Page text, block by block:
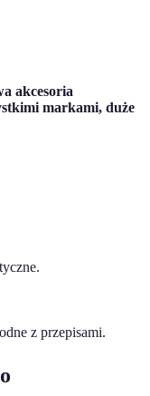
akcesoria
markami, duże
z przepisami.